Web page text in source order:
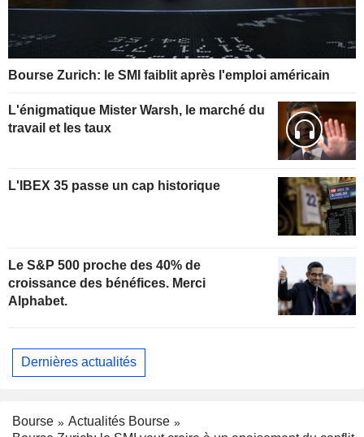
Bourse Zurich: le SMI faiblit après l'emploi américain
L'énigmatique Mister Warsh, le marché du
travail et les taux
L'IBEX 35 passe un cap historique
Le S&P 500 proche des 40% de
croissance des bénéfices. Merci
Alphabet.
Dernières actualités
Bourse
Actualités Bourse